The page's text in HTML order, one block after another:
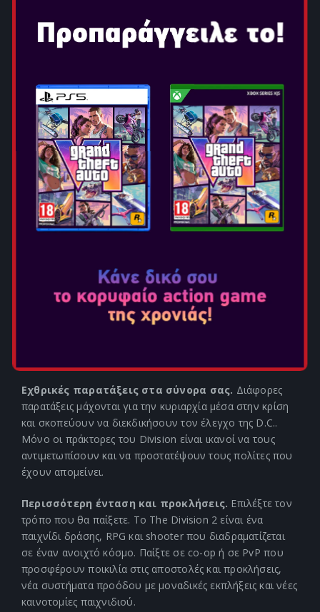
σώσουν ότι έχει απομείνει από τον πληθυσμό. Τώρα τα
πράγματα κλιμακώνονται. Η Washington D.C., η πιο
προστατευμένη πόλη στον κόσμο, απειλείται, με
κατάρρευσης. Ως πράκτορες του The Division είστε η
τελευταία ελπίδα της κοινωνίας μετά την πανδημία.
Χαρακτηριστικά
Εξοπλιστείτε και σώστε την D.C.- Είστε μέλος του
Division, μιας ειδικής ομάδας πρακτόρων που λειτουργεί
ως η τελευταία γραμμή άμυνας. Με την πρωτεύουσα να
απειλείται ήρθε η ώρα να εξοπλιστείτε και να
χρησιμοποιήσετε τις μοναδικές σας ικανότητες για να
Η Πρωτεύουσα κινδυνεύει. Για πρώτη φορά η
αναπαράσταση της Washington D.C. Είναι σε κλίμακα 1:1,
κάνοντας το παιχνίδι ακόμα πιο αυθεντικό. Ο χάρτης
παιχνιδιού σας φέρνει ακόμα πιο κοντά στα ιστορικά
Εχθρικές παρατάξεις στα σύνορα σας. Διάφορες
παρατάξεις μάχονται για την κυριαρχία μέσα στην κρίση
και σκοπεύουν να διεκδικήσουν τον έλεγχο της D.C..
Μόνο οι πράκτορες του Division είναι ικανοί να τους
αντιμετωπίσουν και να προστατέψουν τους πολίτες που
έχουν απομείνει.
Περισσότερη ένταση και προκλήσεις. Επιλέξτε τον
τρόπο που θα παίξετε. Το The Division 2 είναι ένα
παιχνίδι δράσης, RPG και shooter που διαδραματίζεται
σε έναν ανοιχτό κόσμο. Παίξτε σε co-op ή σε PvP που
προσφέρουν ποικιλία στις αποστολές και προκλήσεις,
νέα συστήματα προόδου με μοναδικές εκπλήξεις και νέες
καινοτομίες παιχνιδιού.